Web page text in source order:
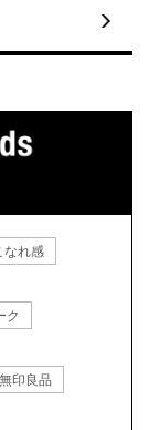
なれ感
ク
無印良品